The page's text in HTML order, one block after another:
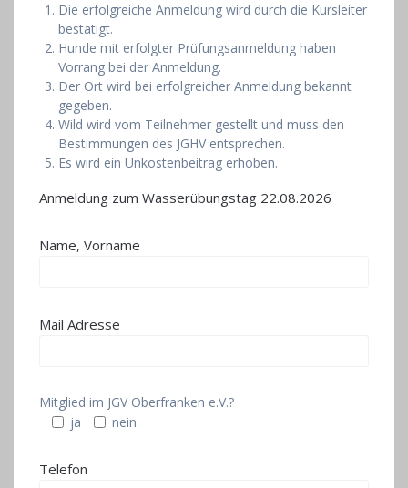
Die erfolgreiche Anmeldung wird durch die Kursleiter
bestätigt.
Hunde mit erfolgter Prüfungsanmeldung haben
Vorrang bei der Anmeldung.
Der Ort wird bei erfolgreicher Anmeldung bekannt
gegeben.
Wild wird vom Teilnehmer gestellt und muss den
Bestimmungen des JGHV entsprechen.
Es wird ein Unkostenbeitrag erhoben.
Anmeldung zum Wasserübungstag 22.08.2026
Name, Vorname
Mail Adresse
Mitglied im JGV Oberfranken e.V.?
ja
nein
Telefon